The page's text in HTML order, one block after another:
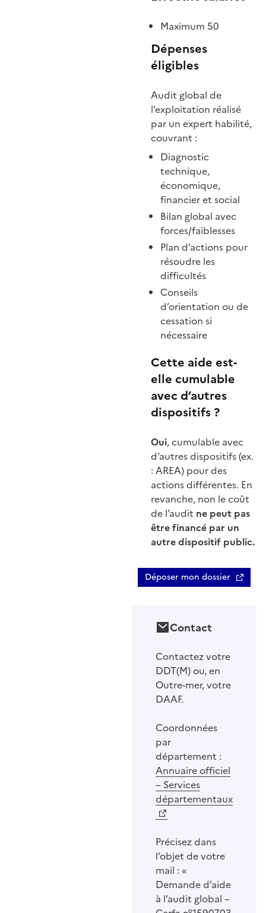
Maximum 50
Dépenses
éligibles
Audit global de
l’exploitation réalisé
par un expert habilité,
couvrant :
Diagnostic
technique,
économique,
financier et social
Bilan global avec
forces/faiblesses
Plan d’actions pour
résoudre les
difficultés
Conseils
d’orientation ou de
cessation si
nécessaire
Cette aide est-
elle cumulable
avec d’autres
dispositifs ?
Oui, cumulable avec
d’autres dispositifs (ex.
: AREA) pour des
actions différentes. En
revanche, non le coût
de l’audit ne peut pas
être financé par un
autre dispositif public.
Déposer mon dossier
Contact
Contactez votre
DDT(M) ou, en
Outre-mer, votre
DAAF.
Coordonnées
par
département :
Annuaire officiel
– Services
départementaux
Précisez dans
l’objet de votre
mail : «
Demande d’aide
à l’audit global –